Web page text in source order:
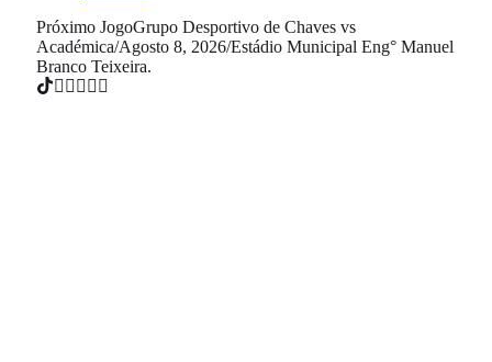
Próximo JogoGrupo Desportivo de Chaves vs
Académica/Agosto 8, 2026/Estádio Municipal Eng° Manuel
Branco Teixeira.